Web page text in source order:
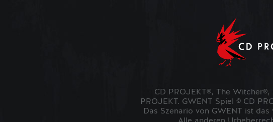
CD PROJEKT®, The
PROJEKT. GWENT Spiel © CD
Das Szenario von GWENT ist